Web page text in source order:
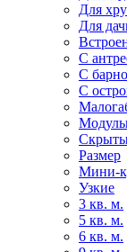
Для
Для
С
С
С
Размер
Мини-
Узкие
3 кв. м.
5 кв. м.
6 кв. м.